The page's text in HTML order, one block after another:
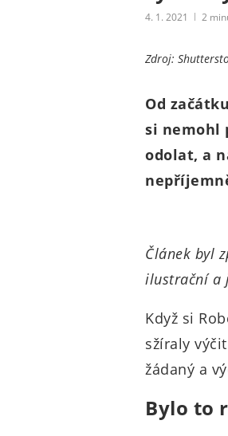
4. 1. 2021 2
Zdroj:
Od
si nemohl
odolat, a
Článek byl
ilustrační a
Když si
sžíraly
žádaný a
Bylo to